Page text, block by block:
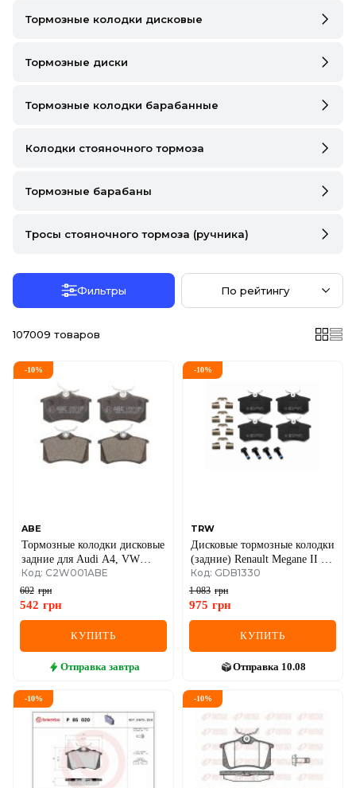
DS
FIAT
GMC
HONDA
HYUNDAI
INFINITI
IVECO
LANCIA
LAND ROVER
LINCOLN
MAZDA
MERCEDES-BENZ
Тормозные колодки дисковые
Тормозные диски
Тормозные колодки барабанные
Колодки стояночного тормоза
Тормозные барабаны
Тросы стояночного тормоза (ручника)
Фильтры По рейтингу
107009 товаров
-10%
ABE
Тормозные колодки дисковые
задние для Audi A4, VW
Golf, Skoda Octavia, Renault.
Код: C2W001ABE
602 грн
542 грн
КУПИТЬ
Отправка завтра
-10%
TRW
Дисковые тормозные колодки
(задние) Renault Megane II /
Renault Scenic II / Renault Clio
III
Код: GDB1330
1 083 грн
975 грн
КУПИТЬ
Отправка 10.08
-10% -10%